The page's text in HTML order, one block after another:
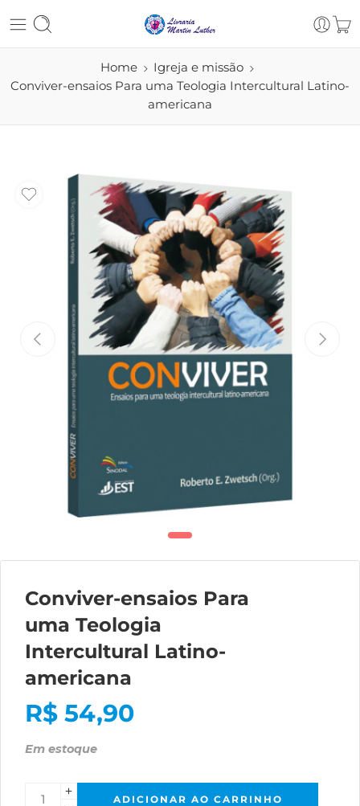
Home
Igreja e missão
Conviver-ensaios Para uma Teologia Intercultural Latino-
americana
Conviver-ensaios Para
uma Teologia
Intercultural Latino-
americana
R$ 54,90
Em estoque
ADICIONAR AO CARRINHO